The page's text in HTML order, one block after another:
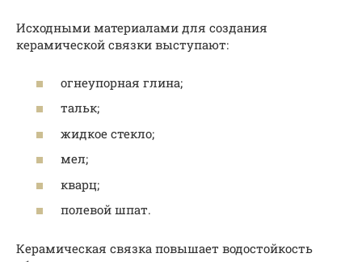
Исходными материалами для создания
керамической связки выступают:
огнеупорная глина;
тальк;
жидкое стекло;
мел;
кварц;
полевой шпат.
Керамическая связка повышает водостойкость